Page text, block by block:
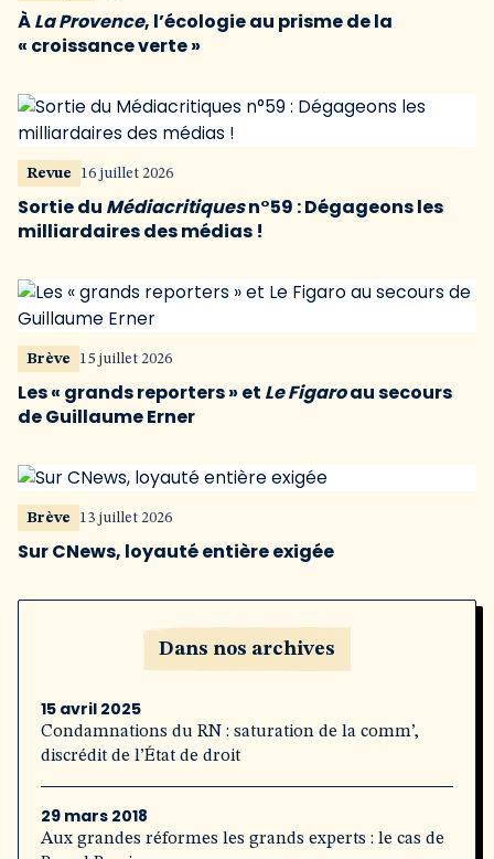
ÀLa Provence, l’écologie au prisme de la
« croissance verte »
Revue 16 juillet 2026
Sortie du Médiacritiquesn°59 : Dégageons les
milliardaires des médias !
Brève 15 juillet 2026
Les « grands reporters » et Le Figaroau secours
de Guillaume Erner
Brève 13 juillet 2026
Sur CNews, loyauté entière exigée
Dans nos archives
15 avril 2025
Condamnations du RN : saturation de la comm’,
discrédit de l’État de droit
29 mars 2018
Aux grandes réformes les grands experts : le cas de